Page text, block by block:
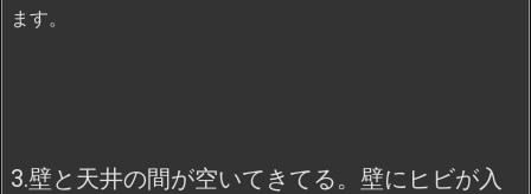
ます。
3.壁と天井の間が空いてきてる。壁にヒビが入